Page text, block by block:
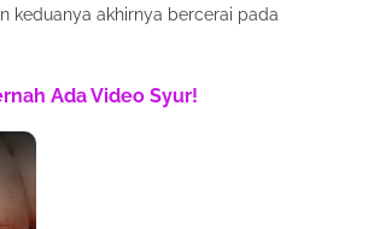
keduanya akhirnya bercerai pada
Ada Video Syur!